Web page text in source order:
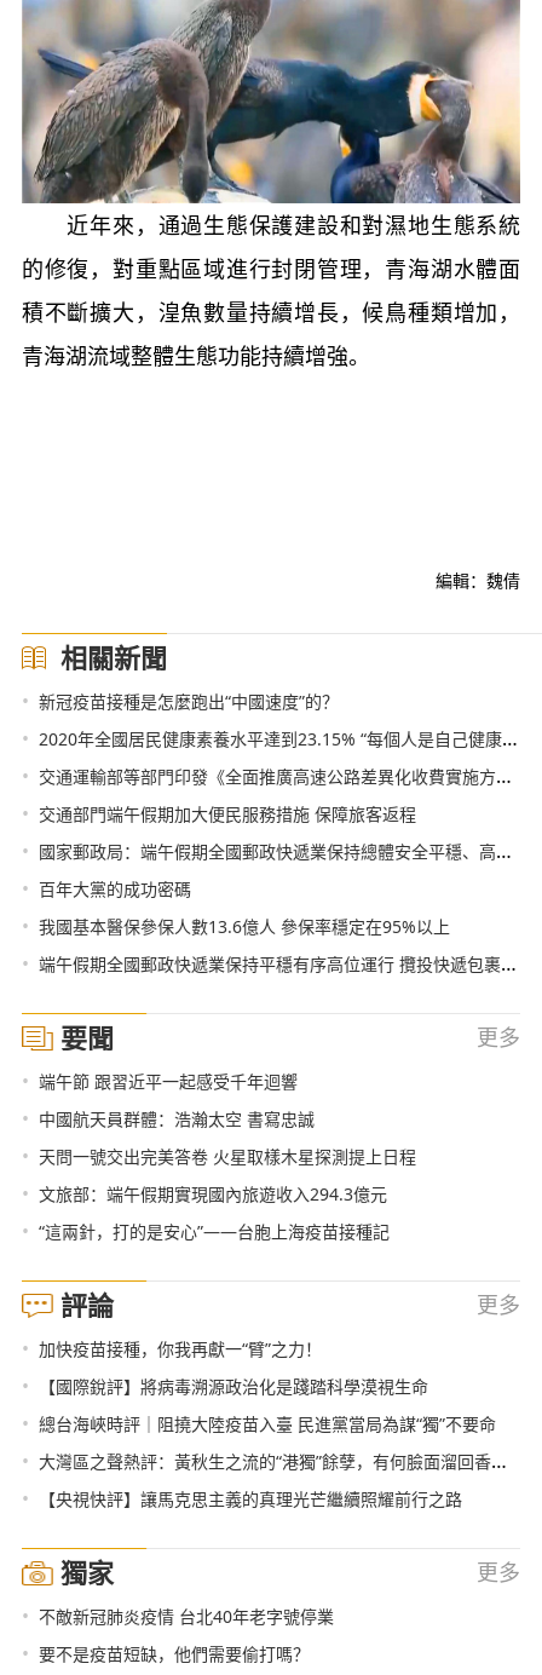
近年來，通過生態保護建設和對濕地生態系統
的修復，對重點區域進行封閉管理，青海湖水體面
積不斷擴大，湟魚數量持續增長，候鳥種類增加，
青海湖流域整體生態功能持續增強。
編輯：魏倩
相關新聞
• 新冠疫苗接種是怎麼跑出“中國速度”的？
• 2020年全國居民健康素養水平達到23.15% “每個人是自己健康的第一責任人”理念逐步深入人心
• 交通運輸部等部門印發《全面推廣高速公路差異化收費實施方案》：分路段差異化收費
• 交通部門端午假期加大便民服務措施 保障旅客返程
• 國家郵政局：端午假期全國郵政快遞業保持總體安全平穩、高位有序運行的良好態勢
• 百年大黨的成功密碼
• 我國基本醫保參保人數13.6億人 參保率穩定在95%以上
• 端午假期全國郵政快遞業保持平穩有序高位運行 攬投快遞包裹量超過17.4億件
要聞 更多
• 端午節 跟習近平一起感受千年迴響
• 中國航天員群體：浩瀚太空 書寫忠誠
• 天問一號交出完美答卷 火星取樣木星探測提上日程
• 文旅部：端午假期實現國內旅遊收入294.3億元
• “這兩針，打的是安心”——台胞上海疫苗接種記
評論 更多
• 加快疫苗接種，你我再獻一“臂”之力！
• 【國際銳評】將病毒溯源政治化是踐踏科學漠視生命
• 總台海峽時評｜阻撓大陸疫苗入臺 民進黨當局為謀“獨”不要命
• 大灣區之聲熱評：黃秋生之流的“港獨”餘孽，有何臉面溜回香港？
• 【央視快評】讓馬克思主義的真理光芒繼續照耀前行之路
獨家 更多
• 不敵新冠肺炎疫情 台北40年老字號停業
• 要不是疫苗短缺，他們需要偷打嗎？